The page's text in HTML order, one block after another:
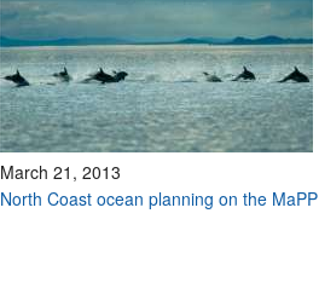
March 21, 2013
North Coast ocean planning on the MaPP